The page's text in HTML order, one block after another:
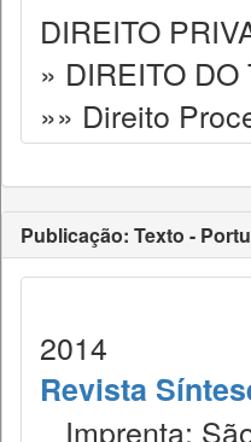
DIREITO
» DIREITO
»» Direito
Publicação: Texto -
2014
Revista
Imprenta: